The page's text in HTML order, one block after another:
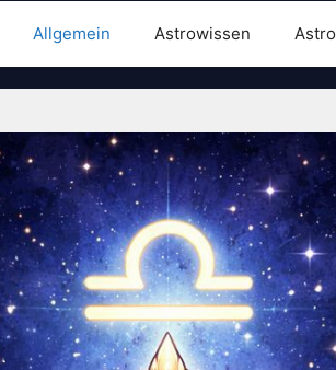
Allgemein Astrowissen